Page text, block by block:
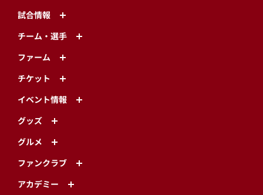
試合情報
チーム・選手
ファーム
チケット
イベント情報
グッズ
グルメ
ファンクラブ
アカデミー